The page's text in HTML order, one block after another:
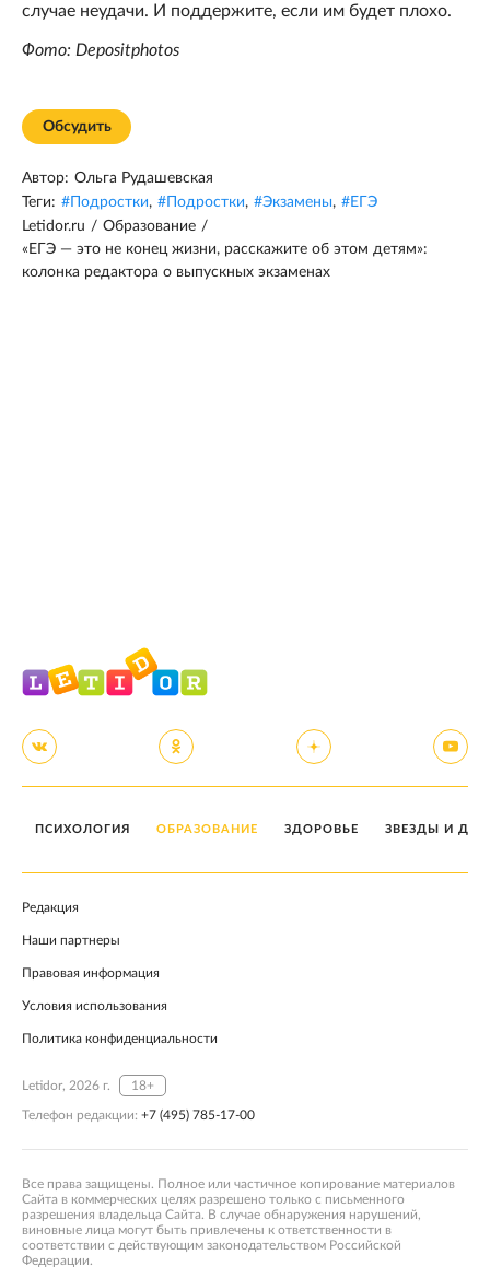
случае неудачи. И поддержите, если им будет плохо.
Фото: Depositphotos
Обсудить
Автор: Ольга Рудашевская
Теги: # Подростки, # Подростки, #Экзамены, #ЕГЭ
Letidor.ru / Образование /
«ЕГЭ — это не конец жизни, расскажите об этом детям»:
колонка редактора о выпускных экзаменах
ПСИХОЛОГИЯ ОБРАЗОВАНИЕ ЗДОРОВЬЕ ЗВЕЗДЫ И
Редакция
Наши партнеры
Правовая информация
Условия использования
Политика конфиденциальности
Letidor, 2026 г. 18+
Телефон редакции: +7 (495) 785-17-00
Все права защищены. Полное или частичное копирование материалов
Сайта в коммерческих целях разрешено только с письменного
разрешения владельца Сайта. В случае обнаружения нарушений,
виновные лица могут быть привлечены к ответственности в
соответствии с действующим законодательством Российской
Федерации.